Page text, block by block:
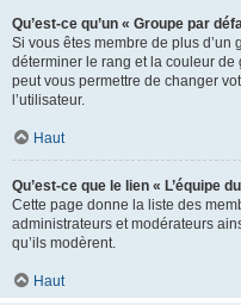
Qu’est-ce qu’un « Groupe par
Si vous êtes membre de plus
déterminer le rang et la couleur de
peut vous permettre de changer
l’utilisateur.
Haut
Qu’est-ce que le lien « L’équipe
Cette page donne la liste des
administrateurs et modérateurs
qu’ils modèrent.
Haut